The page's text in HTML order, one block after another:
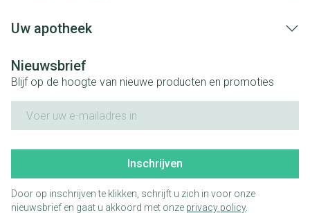
Uw apotheek
Nieuwsbrief
Blijf op de hoogte van nieuwe producten en promoties
Inschrijven
Door op inschrijven te klikken, schrijft u zich in voor onze
nieuwsbrief en gaat u akkoord met onze privacy policy.